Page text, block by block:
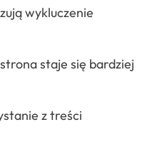
wykluczenie
staje się bardziej
z treści